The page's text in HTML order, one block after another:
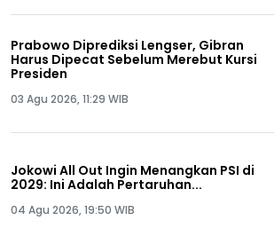
Prabowo Diprediksi Lengser, Gibran
Harus Dipecat Sebelum Merebut Kursi
Presiden
03 Agu 2026, 11:29 WIB
Jokowi All Out Ingin Menangkan PSI di
2029: Ini Adalah Pertaruhan...
04 Agu 2026, 19:50 WIB